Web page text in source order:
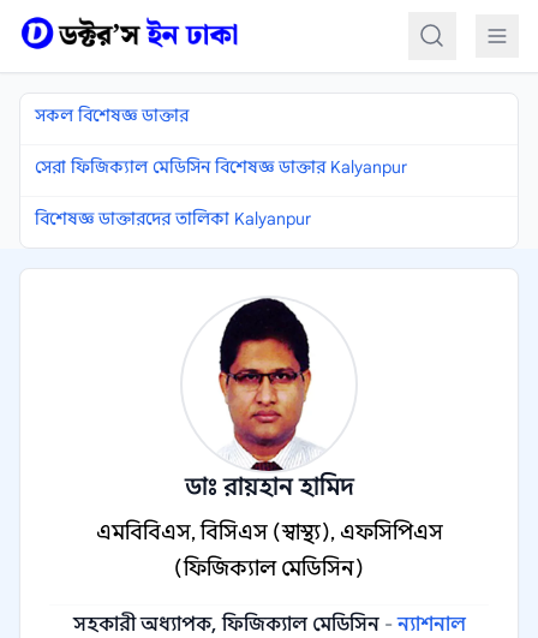
সকল বিশেষজ্ঞ ডাক্তার
সেরা ফিজিক্যাল মেডিসিন বিশেষজ্ঞ ডাক্তার Kalyanpur
বিশেষজ্ঞ ডাক্তারদের তালিকা Kalyanpur
ডাঃ রায়হান হামিদ
এমবিবিএস, বিসিএস (স্বাস্থ্য), এফসিপিএস
(ফিজিক্যাল মেডিসিন)
সহকারী অধ্যাপক, ফিজিক্যাল মেডিসিন -ন্যাশনাল